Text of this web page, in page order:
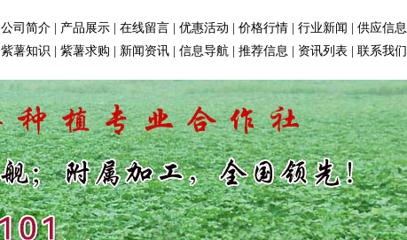
公司简介| 产品展示| 在线留言| 优惠活动 价格行情| 行业新闻
供应信息
紫薯知识 紫薯求购 新闻资讯| 信息导航| 推荐信息 资讯列表| 联系我们